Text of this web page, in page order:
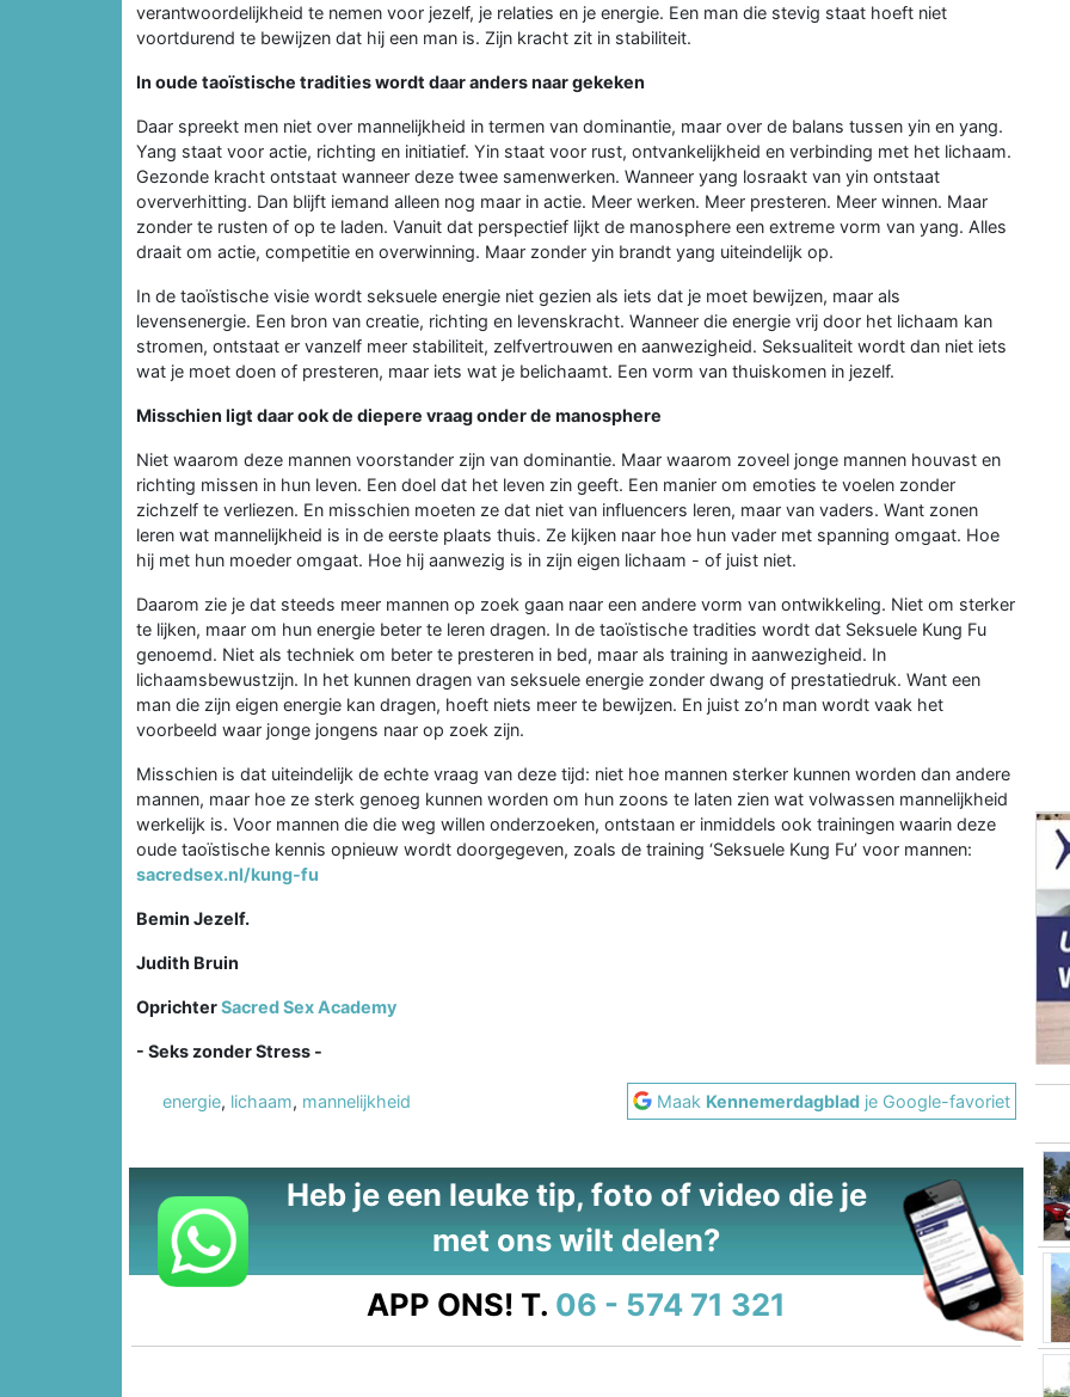
verantwoordelijkheid te nemen voor jezelf, je relaties en je energie. Een man die stevig staat hoeft niet
voortdurend te bewijzen dat hij een man is. Zijn kracht zit in stabiliteit.
In oude taoïstische tradities wordt daar anders naar gekeken
Daar spreekt men niet over mannelijkheid in termen van dominantie, maar over de balans tussen yin en yang.
Yang staat voor actie, richting en initiatief. Yin staat voor rust, ontvankelijkheid en verbinding met het lichaam.
Gezonde kracht ontstaat wanneer deze twee samenwerken. Wanneer yang losraakt van yin ontstaat
oververhitting. Dan blijft iemand alleen nog maar in actie. Meer werken. Meer presteren. Meer winnen. Maar
zonder te rusten of op te laden. Vanuit dat perspectief lijkt de manosphere een extreme vorm van yang. Alles
draait om actie, competitie en overwinning. Maar zonder yin brandt yang uiteindelijk op.
In de taoïstische visie wordt seksuele energie niet gezien als iets dat je moet bewijzen, maar als
levensenergie. Een bron van creatie, richting en levenskracht. Wanneer die energie vrij door het lichaam kan
stromen, ontstaat er vanzelf meer stabiliteit, zelfvertrouwen en aanwezigheid. Seksualiteit wordt dan niet iets
wat je moet doen of presteren, maar iets wat je belichaamt. Een vorm van thuiskomen in jezelf.
Misschien ligt daar ook de diepere vraag onder de manosphere
Niet waarom deze mannen voorstander zijn van dominantie. Maar waarom zoveel jonge mannen houvast en
richting missen in hun leven. Een doel dat het leven zin geeft. Een manier om emoties te voelen zonder
zichzelf te verliezen. En misschien moeten ze dat niet van influencers leren, maar van vaders. Want zonen
leren wat mannelijkheid is in de eerste plaats thuis. Ze kijken naar hoe hun vader met spanning omgaat. Hoe
hij met hun moeder omgaat. Hoe hij aanwezig is in zijn eigen lichaam - of juist niet.
Daarom zie je dat steeds meer mannen op zoek gaan naar een andere vorm van ontwikkeling. Niet om sterker
te lijken, maar om hun energie beter te leren dragen. In de taoïstische tradities wordt dat Seksuele Kung Fu
genoemd. Niet als techniek om beter te presteren in bed, maar als training in aanwezigheid. In
lichaamsbewustzijn. In het kunnen dragen van seksuele energie zonder dwang of prestatiedruk. Want een
man die zijn eigen energie kan dragen, hoeft niets meer te bewijzen. En juist zo’n man wordt vaak het
voorbeeld waar jonge jongens naar op zoek zijn.
Misschien is dat uiteindelijk de echte vraag van deze tijd: niet hoe mannen sterker kunnen worden dan andere
mannen, maar hoe ze sterk genoeg kunnen worden om hun zoons te laten zien wat volwassen mannelijkheid
werkelijk is. Voor mannen die die weg willen onderzoeken, ontstaan er inmiddels ook trainingen waarin deze
oude taoïstische kennis opnieuw wordt doorgegeven, zoals de training ‘Seksuele Kung Fu’ voor mannen:
sacredsex.nl/kung-fu
Bemin Jezelf.
Judith Bruin
OprichterSacred Sex Academy
- Seks zonder Stress -
energie, lichaam, mannelijkheid Maak Kennemerdagblad je Google-favoriet
Heb je een leuke tip, foto of video die je
met ons wilt delen?
APP ONS! T. 06 - 574 71 321